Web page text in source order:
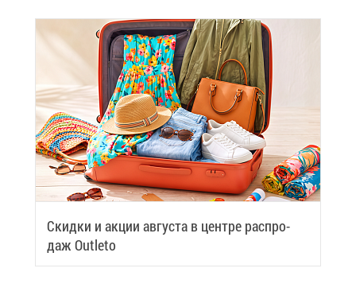
Скид­ки и ак­ции ав­гу­ста в цен­тре рас­про­
даж Outleto